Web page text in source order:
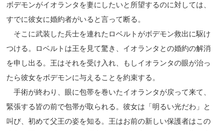
ボデモンがイオランタを妻にしたいと所望するのに対しては、
すでに彼女に婚約者がいると言って断る。
そこに武装した兵士を連れたロベルトがボデモン救出に駆け
つける。ロベルトは王を見て驚き、イオランタとの婚約の解消
を申し出る。王はそれを受け入れ、もしイオランタの眼が治っ
たら彼女をボデモンに与えることを約束する。
手術が終わり、眼に包帯を巻いたイオランタが戻って来て、
緊張する皆の前で包帯が取られる。彼女は「明るい光だわ」と
叫び、初めて父王の姿を知る。王はお前の新しい保護者はこの